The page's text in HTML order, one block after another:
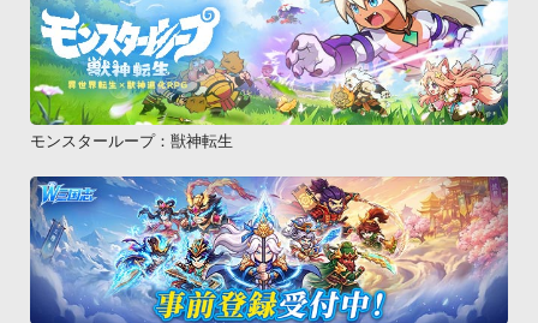
モンスターループ：獣神転生